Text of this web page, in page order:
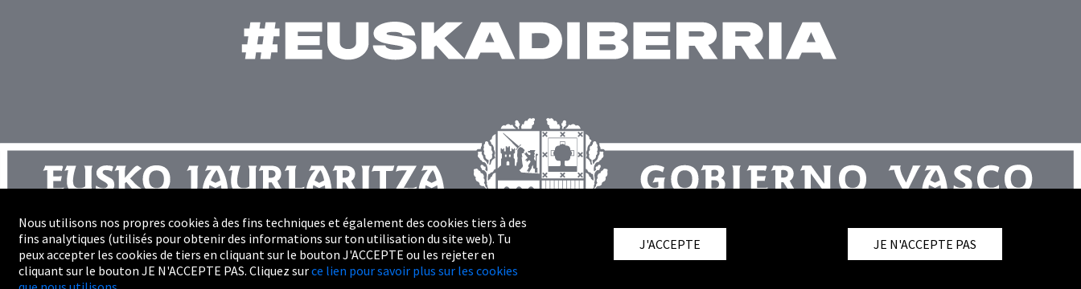
Plan du site
Professionnels
Accessibilité
Nous utilisons nos propres cookies à des fins techniques et également des cookies tiers à des
fins analytiques (utilisés pour obtenir des informations sur ton utilisation du site web). Tu
peux accepter les cookies de tiers en cliquant sur le bouton J'ACCEPTE ou les rejeter en
cliquant sur le bouton JE N'ACCEPTE PAS. Cliquez surce lien pour savoir plus sur les cookies
J'ACCEPTE JE N'ACCEPTE PAS